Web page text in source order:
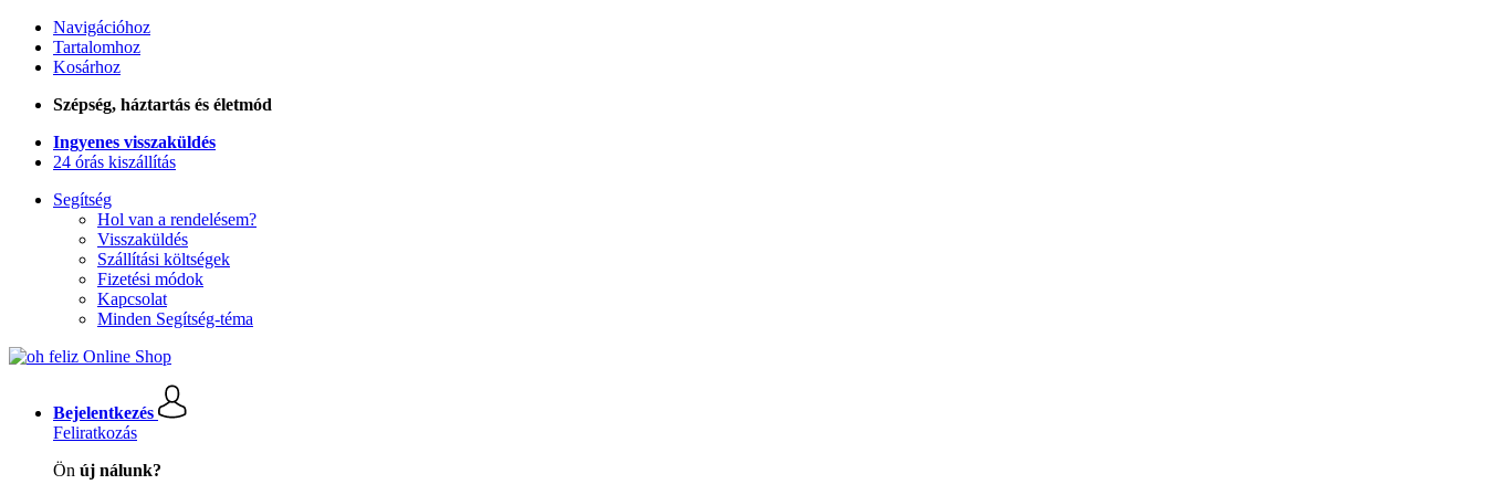
Navigációhoz
Tartalomhoz
Kosárhoz
Szépség, háztartás és életmód
Ingyenes visszaküldés
24 órás kiszállítás
Segítség
Hol van a rendelésem?
Visszaküldés
Szállítási költségek
Fizetési módok
Kapcsolat
Minden Segítség-téma
Bejelentkezés
Feliratkozás
Ön új nálunk?